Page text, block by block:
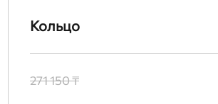
Кольцо
271 150 ₸